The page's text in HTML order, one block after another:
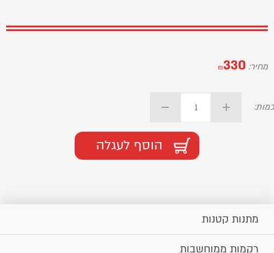
מחיר: 330
₪
כמות:
הוסף לעגלה
מתנות קטנות
רקמות ממוחשבות